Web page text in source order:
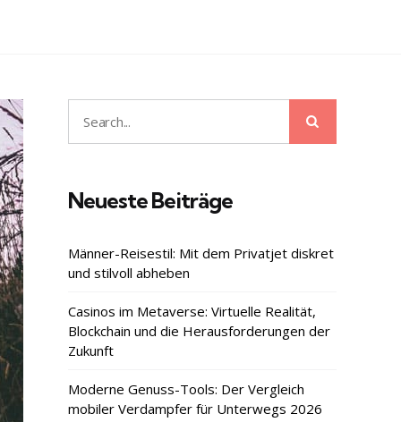
Search
for:
Neueste Beiträge
Männer-Reisestil: Mit dem Privatjet diskret
und stilvoll abheben
Casinos im Metaverse: Virtuelle Realität,
Blockchain und die Herausforderungen der
Zukunft
Moderne Genuss-Tools: Der Vergleich
mobiler Verdampfer für Unterwegs 2026